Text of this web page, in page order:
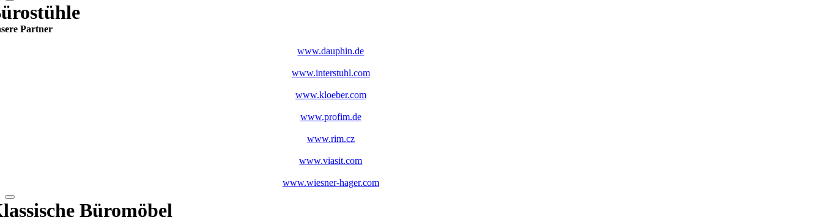
Partner
www.dauphin.de
www.interstuhl.com
www.kloeber.com
www.profim.de
www.rim.cz
www.viasit.com
www.wiesner-hager.com
Büromöbel